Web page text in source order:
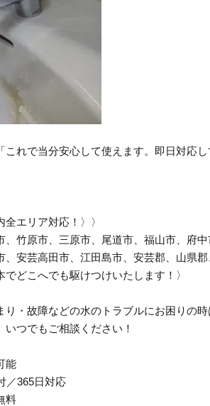
これで当分安心して使えます。即日対応
全エリア対応！〉〉
、竹原市、三原市、尾道市、福山市、府
、安芸高田市、江田島市、安芸郡、山県
でどこへでも駆けつけいたします！〉
り・故障などの水のトラブルにお困りの
いつでもご相談ください！
能
／365日対応
料